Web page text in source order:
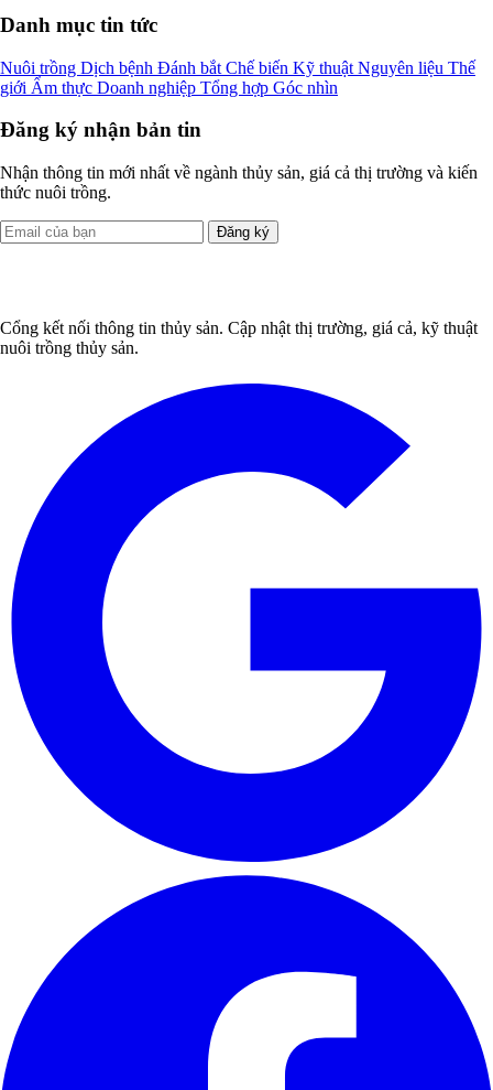
Danh mục tin tức
Nuôi trồng Dịch bệnh Đánh bắt Chế biến Kỹ thuật Nguyên liệu Thế
giới Ẩm thực Doanh nghiệp Tổng hợp Góc nhìn
Đăng ký nhận bản tin
Nhận thông tin mới nhất về ngành thủy sản, giá cả thị trường và kiến
thức nuôi trồng.
Đăng ký
Cổng kết nối thông tin thủy sản. Cập nhật thị trường, giá cả, kỹ thuật
nuôi trồng thủy sản.